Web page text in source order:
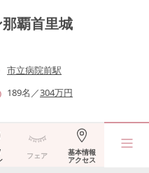
覇首里城
市立病院前駅
189名 ／304万円
フェア 基本情報
アクセス